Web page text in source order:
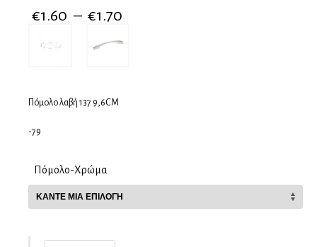
€1.60 – €1.70
Πόμολο λαβή 137 9,6CM
-79
Πόμολο-Χρώμα